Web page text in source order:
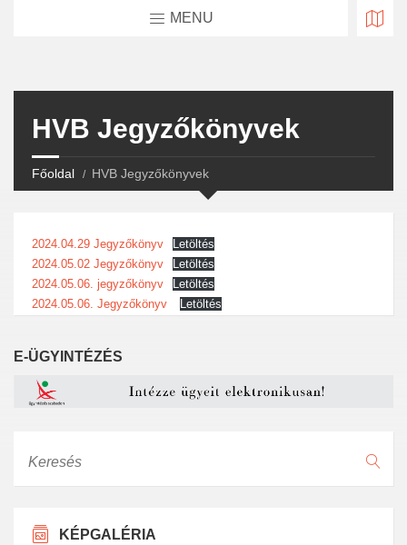
MENU
HVB Jegyzőkönyvek
Főoldal HVB Jegyzőkönyvek
2024.04.29 Jegyzőkönyv
Letöltés
2024.05.02 Jegyzőkönyv
Letöltés
2024.05.06. jegyzőkönyv
Letöltés
2024.05.06. Jegyzőkönyv
Letöltés
E-ÜGYINTÉZÉS
KÉPGALÉRIA